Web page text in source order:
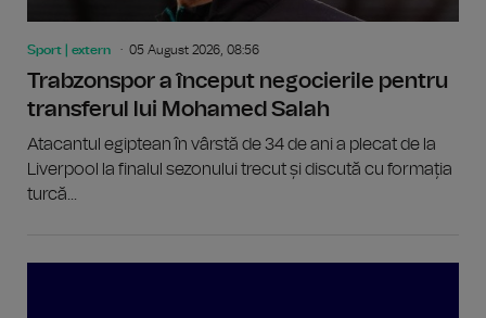
Sport | extern 05 August 2026, 08:56
Trabzonspor a început negocierile pentru
transferul lui Mohamed Salah
Atacantul egiptean în vârstă de 34 de ani a plecat de la
Liverpool la finalul sezonului trecut și discută cu formația
turcă...